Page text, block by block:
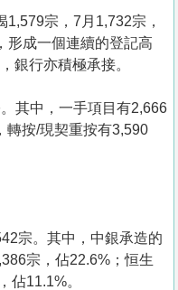
宗，7月1,732宗，
形成一個連續的登記高
銀行亦積極承接。
其中，一手項目有2,666
轉按/現契重按有3,590
宗。其中，中銀承造的
宗，佔22.6%；恒生
佔11.1%。